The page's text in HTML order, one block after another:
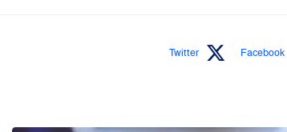
Facebook
Twitter